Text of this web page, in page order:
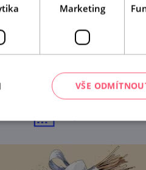
tady už jste
Mrkněte na ně.
Marketing
VŠE